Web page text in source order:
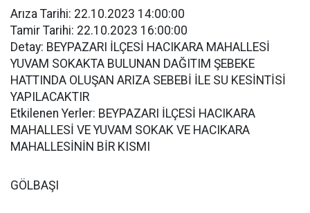
Arıza Tarihi: 22.10.2023 14:00:00
Tamir Tarihi: 22.10.2023 16:00:00
Detay: BEYPAZARI İLÇESİ HACIKARA MAHALLESİ
YUVAM SOKAKTA BULUNAN DAĞITIM ŞEBEKE
HATTINDA OLUŞAN ARIZA SEBEBİ İLE SU KESİNTİSİ
YAPILACAKTIR
Etkilenen Yerler: BEYPAZARI İLÇESİ HACIKARA
MAHALLESİ VE YUVAM SOKAK VE HACIKARA
MAHALLESİNİN BİR KISMI
GÖLBAŞI